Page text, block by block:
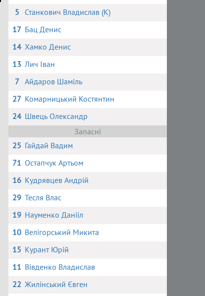
5
Станкович Владислав (К)
17 Бац Денис
14 Хамко Денис
13 Лич Іван
7 Айдаров Шаміль
27 Комарницький Костянтин
24 Швець Олександр
Запасні
25 Гайдай Вадим
71 Остапчук Артьом
16 Кудрявцев Андрій
29 Тесля Влас
19 Науменко Данііл
10 Велігорський Микита
15 Курант Юрій
11 Вівденко Владислав
22 Жилінський Євген